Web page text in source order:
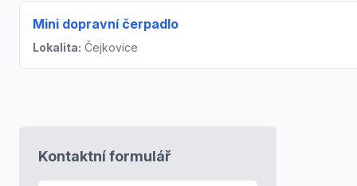
Mini dopravní čerpadlo
Lokalita: Čejkovice
Kontaktní formulář